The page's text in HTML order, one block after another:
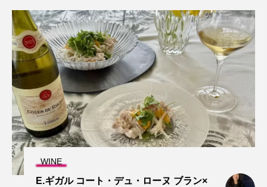
WINE
E.ギガル コート・デュ・ローヌ ブラン×